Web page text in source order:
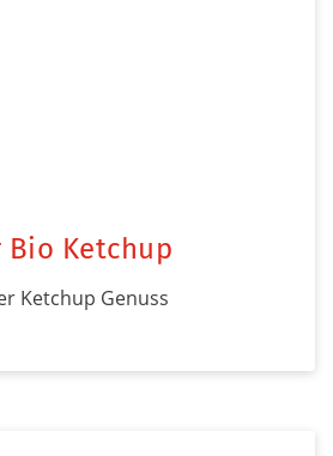
Bio Ketchup
Ketchup Genuss